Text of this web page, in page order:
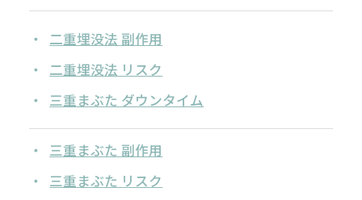
二重埋没法 副作用
二重埋没法 リスク
三重まぶた ダウンタイム
三重まぶた 副作用
三重まぶた リスク